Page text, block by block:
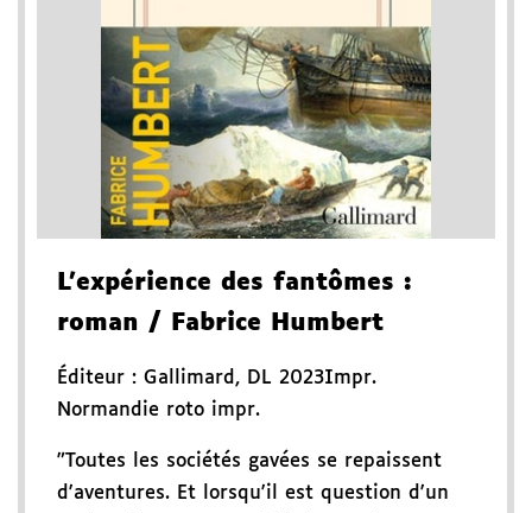
L'expérience des fantômes :
roman / Fabrice Humbert
Éditeur : Gallimard , DL 2023Impr.
Normandie roto impr.
"Toutes les sociétés gavées se repaissent
d'aventures. Et lorsqu'il est question d'un